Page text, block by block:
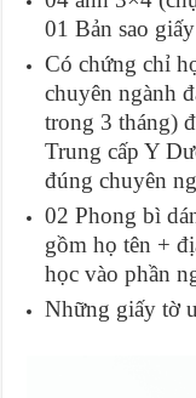
01 Bản sao
Có chứng chỉ
chuyên ngành
trong 3 tháng)
Trung cấp Y
đúng chuyên
02 Phong bì
gồm họ tên +
học vào phần
Những giấy tờ